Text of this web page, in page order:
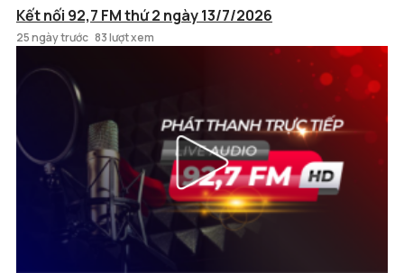
Kết nối 92,7 FM thứ 2 ngày 13/7/2026
25 ngày trước 83 lượt xem